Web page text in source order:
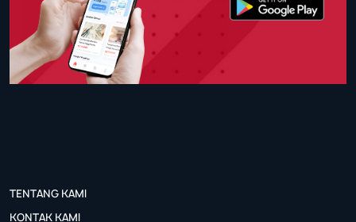
TENTANG KAMI
KONTAK KAMI